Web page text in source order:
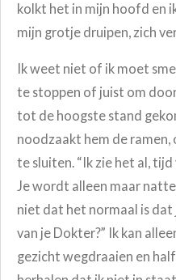
kolkt het in mijn hoofd en
mijn grotje druipen, zich
Ik weet niet of ik moet
te stoppen of juist om
tot de hoogste stand
noodzaakt hem de
te sluiten. “Ik zie het al,
Je wordt alleen maar
niet dat het normaal is
van je Dokter?” Ik kan
gezicht wegdraaien en